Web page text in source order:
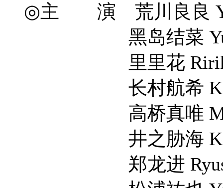
◎主 演 荒川良良
黑岛结菜 Yuina
里里花
长村航希 Koki
高桥真唯 Mai
井之胁海 Kai
郑龙进